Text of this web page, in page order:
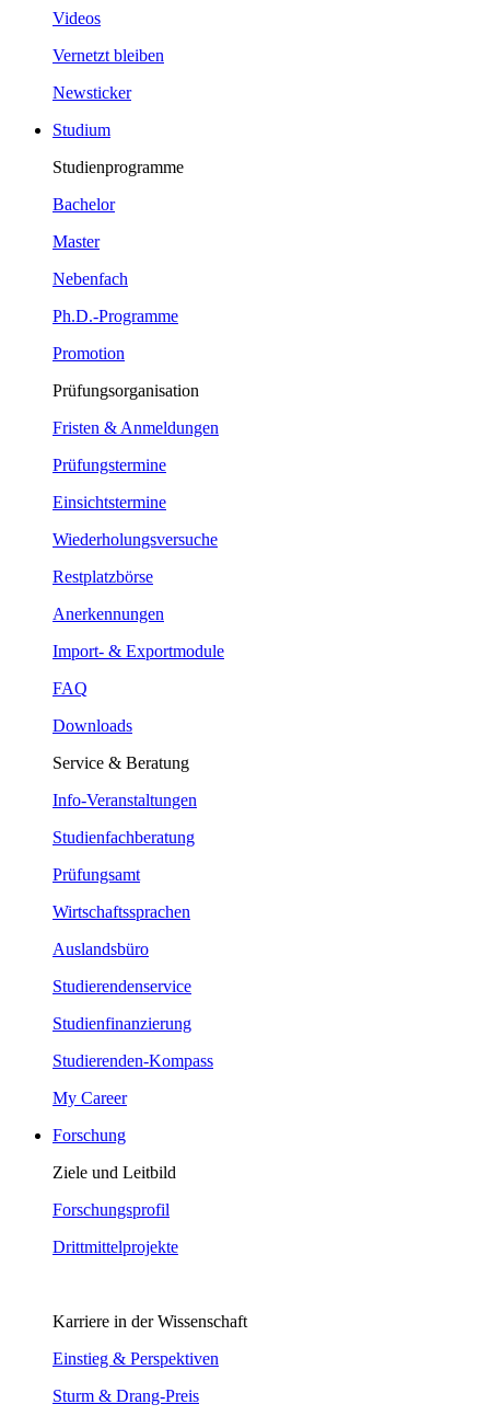
Videos
Vernetzt bleiben
Newsticker
Studium
Studienprogramme
Bachelor
Master
Nebenfach
Ph.D.-Programme
Promotion
Prüfungsorganisation
Fristen & Anmeldungen
Prüfungstermine
Einsichtstermine
Wiederholungsversuche
Restplatzbörse
Anerkennungen
Import- & Exportmodule
FAQ
Downloads
Service & Beratung
Info-Veranstaltungen
Studienfachberatung
Prüfungsamt
Wirtschaftssprachen
Auslandsbüro
Studierendenservice
Studienfinanzierung
Studierenden-Kompass
My Career
Forschung
Ziele und Leitbild
Forschungsprofil
Drittmittelprojekte
Karriere in der Wissenschaft
Einstieg & Perspektiven
Sturm & Drang-Preis